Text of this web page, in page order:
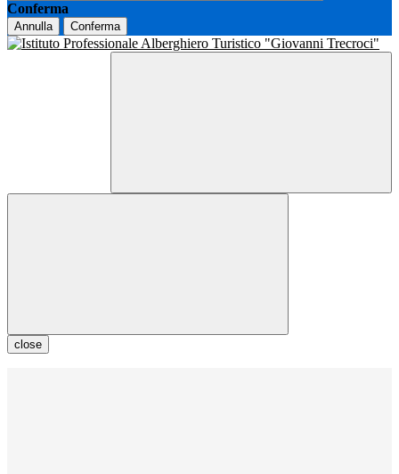
Conferma
Annulla Conferma
close